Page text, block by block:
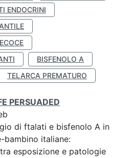
ENDOCRINI
BISFENOLO A
TELARCA PREMATURO
PERSUADED
di ftalati e bisfenolo A in
bambino italiane:
esposizione e patologie